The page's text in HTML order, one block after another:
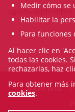
agosto-
MAPA WEB
Medir cómo se
Habilitar la
Para funciones
Al hacer clic en
todas las cookies.
rechazarlas, haz
Para obtener más
cookies.